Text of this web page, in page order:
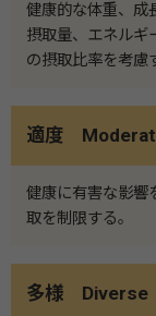
健康的な体重、成
摂取量、エネルギ
の摂取比率を考慮
適度
健康に有害な影響
取を制限する。
多様 Diverse